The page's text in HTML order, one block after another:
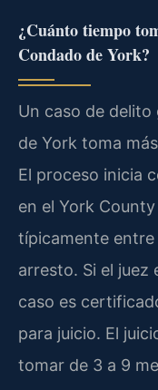
¿Cuánto tiempo
Condado de York?
Un caso de
de York toma
El proceso inicia
en el York
típicamente entre
arresto. Si el juez
caso es
para juicio. El
tomar de 3 a 9